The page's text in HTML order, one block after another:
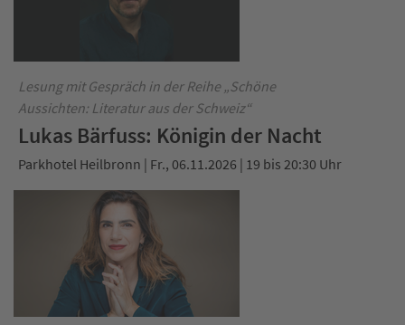
Lesung mit Gespräch in der Reihe „Schöne
Aussichten: Literatur aus der Schweiz“
Lukas Bärfuss: Königin der Nacht
Parkhotel Heilbronn | Fr., 06.11.2026 | 19 bis 20:30 Uhr